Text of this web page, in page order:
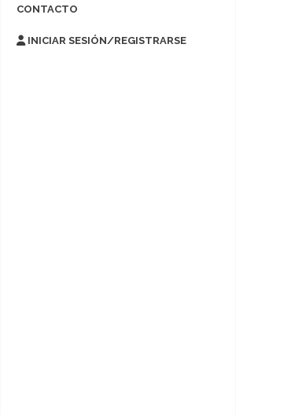
CONTACTO
INICIAR SESIÓN/REGISTRARSE